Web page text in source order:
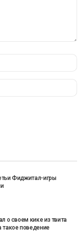
Фиджитал-игры
о своем кике из твита
такое поведение